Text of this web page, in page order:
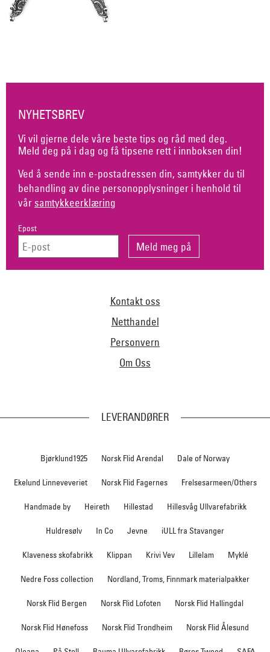
NYHETSBREV
Vi vil gjerne dele våre beste tips og råd med deg.
Meld deg på i dag og få tipsene rett i innboksen din!
Ved å sende inn e-postadressen din, samtykker du til
behandling av dine personopplysninger i henhold til
vår samtykkeerklæring
Epost
Kontakt oss
Netthandel
Personvern
Om Oss
LEVERANDØRER
Bjørklund1925 Norsk Flid Arendal Dale of Norway
Ekelund Linneveveriet Norsk Flid Fagernes Frelsesarmeen/Others
Handmade by Heireth Hillestad Hillesvåg Ullvarefabrikk
Huldresølv In Co Jevne iULL fra Stavanger
Klaveness skofabrikk Klippan Krivi Vev Lillelam Myklé
Nedre Foss collection Nordland, Troms, Finnmark materialpakker
Norsk Flid Bergen Norsk Flid Lofoten Norsk Flid Hallingdal
Norsk Flid Hønefoss Norsk Flid Trondheim Norsk Flid Ålesund